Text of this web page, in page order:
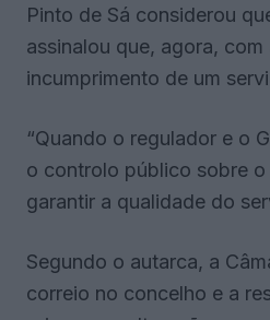
Pinto de Sá considerou
assinalou que, agora,
incumprimento de um
“Quando o regulador e o
o controlo público sobre
garantir a qualidade do
Segundo o autarca, a
correio no concelho e a